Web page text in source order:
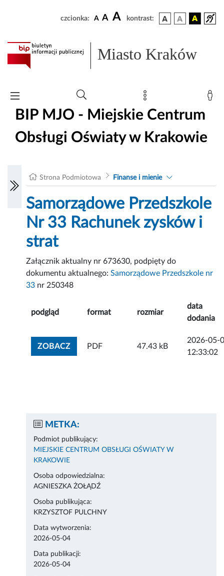
czcionka: A A A kontrast:
Miasto Kraków
BIP MJO - Miejskie Centrum
Obsługi Oświaty w Krakowie
Strona Podmiotowa Finanse i mienie
Samorządowe Przedszkole
Nr 33 Rachunek zysków i
strat
Załącznik aktualny nr 673630, podpięty do
dokumentu aktualnego:Samorządowe Przedszkole nr
33 nr 250348
podgląd format rozmiar
data
dodania
ZOBACZZOBACZ ZAŁĄCZNIK
PDF 47.43 kB
2026-05-
12:33:02
METKA:
Podmiot publikujący:
MIEJSKIE CENTRUM OBSŁUGI OŚWIATY W
KRAKOWIE
Osoba odpowiedzialna:
AGNIESZKA ŻOŁĄDŹ
Osoba publikująca:
KRZYSZTOF PULCHNY
Data wytworzenia:
2026-05-04
Data publikacji:
2026-05-04